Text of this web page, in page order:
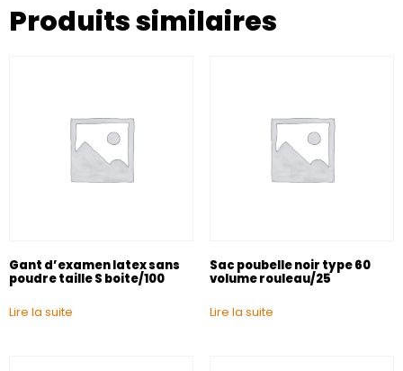
Produits similaires
Gant d’examen latex sans
poudre taille S boite/100
Lire la suite
Sac poubelle noir type 60
volume rouleau/25
Lire la suite